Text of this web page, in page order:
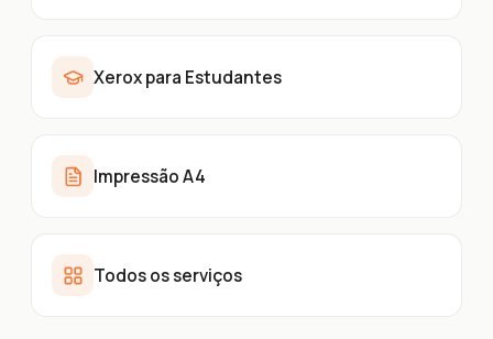
Xerox para Estudantes
Impressão A4
Todos os serviços